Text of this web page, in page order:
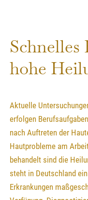
hohe
Aktuelle
erfolgen
nach Auftreten der
Hautprobleme am
behandelt sind die
steht in Deutschland
Erkrankungen